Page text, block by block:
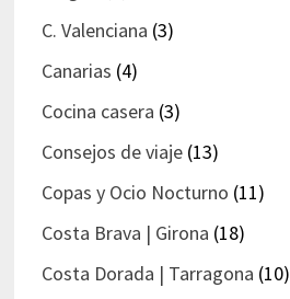
C. Valenciana (3)
Canarias (4)
Cocina casera (3)
Consejos de viaje(13)
Copas y Ocio Nocturno (11)
Costa Brava | Girona (18)
Costa Dorada | Tarragona (10)